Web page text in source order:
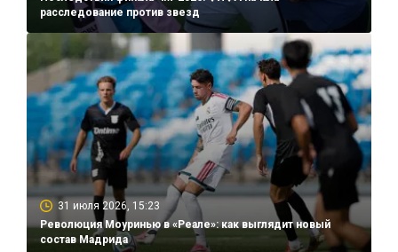
расследование против звезд
31 июля 2026, 15:23
Революция Моуринью в «Реале»: как выглядит новый
состав Мадрида